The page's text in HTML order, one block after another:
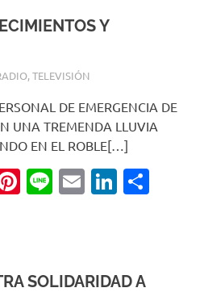
Y
,TELEVISIÓN
DE EMERGENCIA DE
UNA TREMENDA LLUVIA
EN EL ROBLE[…]
Pinterest
LineEmail
SOLIDARIDAD A